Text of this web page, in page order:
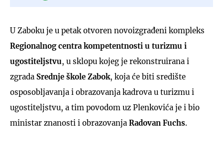
U Zaboku je u petak otvoren novoizgrađeni kompleks
Regionalnog centra kompetentnosti u turizmu i
ugostiteljstvu, u sklopu kojeg je rekonstruirana i
zgrada Srednje škole Zabok, koja će biti središte
osposobljavanja i obrazovanja kadrova u turizmu i
ugostiteljstvu, a tim povodom uz Plenkovića je i bio
ministar znanosti i obrazovanja Radovan Fuchs.